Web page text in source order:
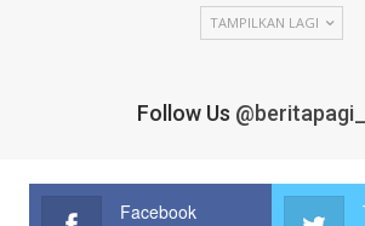
TAMPILKAN LAGI
Follow Us
Facebook